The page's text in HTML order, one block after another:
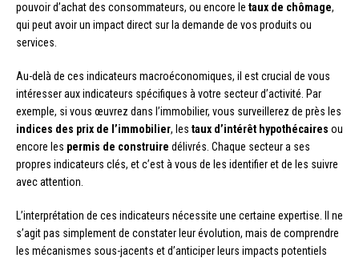
pouvoir d’achat des consommateurs, ou encore le taux de chômage,
qui peut avoir un impact direct sur la demande de vos produits ou
services.
Au-delà de ces indicateurs macroéconomiques, il est crucial de vous
intéresser aux indicateurs spécifiques à votre secteur d’activité. Par
exemple, si vous œuvrez dans l’immobilier, vous surveillerez de près les
indices des prix de l’immobilier, les taux d’intérêt hypothécaires ou
encore les permis de construire délivrés. Chaque secteur a ses
propres indicateurs clés, et c’est à vous de les identifier et de les suivre
avec attention.
L’interprétation de ces indicateurs nécessite une certaine expertise. Il ne
s’agit pas simplement de constater leur évolution, mais de comprendre
les mécanismes sous-jacents et d’anticiper leurs impacts potentiels